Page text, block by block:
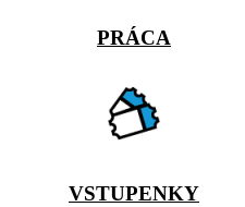
PRÁCA
VSTUPENKY